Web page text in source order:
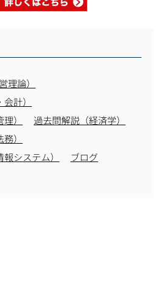
理論）
計）
）
過去問解説（経済学）
）
システム）
ブログ